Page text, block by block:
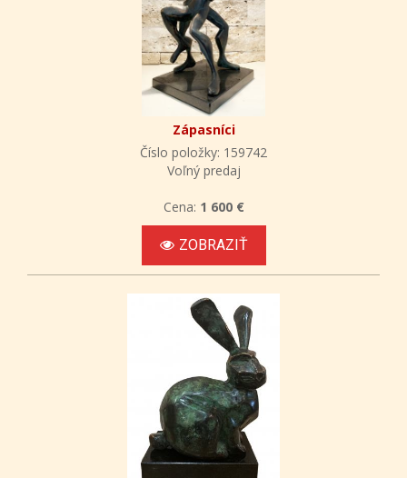
Zápasníci
Číslo položky: 159742
Voľný predaj
Cena: 1 600 €
ZOBRAZIŤ